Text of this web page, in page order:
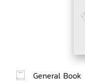
General Book